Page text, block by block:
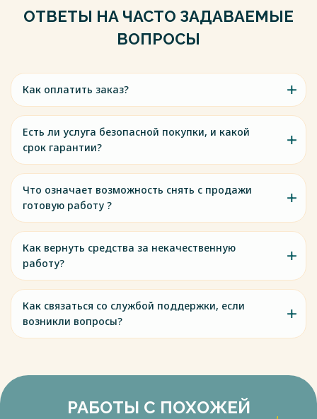
ОТВЕТЫ НА ЧАСТО ЗАДАВАЕМЫЕ
ВОПРОСЫ
Как оплатить заказ?
Есть ли услуга безопасной покупки, и какой
срок гарантии?
Что означает возможность снять с продажи
готовую работу ?
Как вернуть средства за некачественную
работу?
Как связаться со службой поддержки, если
возникли вопросы?
РАБОТЫ С ПОХОЖЕЙ